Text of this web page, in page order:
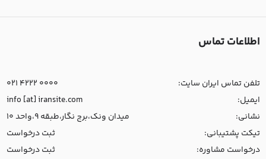
اطلاعات تماس
تلفن تماس ایران سایت:
021 4222 0000
ایمیل:
info [at] iransite.com
نشانی:
میدان ونک،برج نگار،طبقه 9،واحد 10
تیکت پشتیبانی:
ثبت درخواست
درخواست مشاوره:
ثبت درخواست